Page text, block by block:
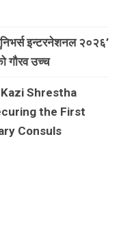
इन्टरनेशनल २०२६’
गौरव उच्च
Shrestha
the First
Consuls